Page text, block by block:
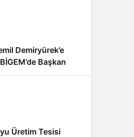
Demiryürek’e
Başkan
Üretim Tesisi